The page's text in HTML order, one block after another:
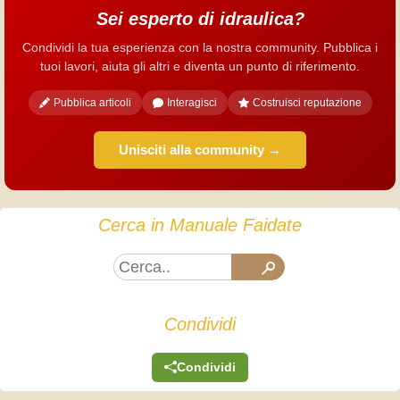
Sei esperto di idraulica?
Condividi la tua esperienza con la nostra community. Pubblica i
tuoi lavori, aiuta gli altri e diventa un punto di riferimento.
Pubblica articoli Interagisci Costruisci reputazione
Unisciti alla community →
Cerca in Manuale Faidate
Condividi
Condividi